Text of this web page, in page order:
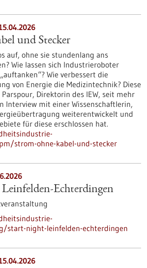
und Stecker
auf, ohne sie stundenlang ans
Wie lassen sich Industrieroboter
Wie verbessert die
von Energie die Medizintechnik? Diese
Direktorin des IEW, seit mehr
Interview mit einer Wissenschaftlerin,
weiterentwickelt und
für diese erschlossen hat.
strom-ohne-kabel-und-stecker
Echterdingen
start-night-leinfelden-echterdingen